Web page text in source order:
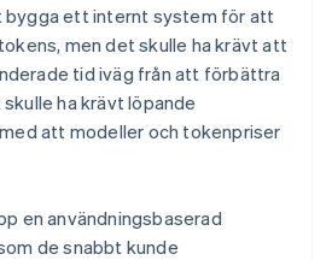
bygga ett internt system för att
men det skulle ha krävt att
tid iväg från att förbättra
ha krävt löpande
att modeller och tokenpriser
en användningsbaserad
de snabbt kunde